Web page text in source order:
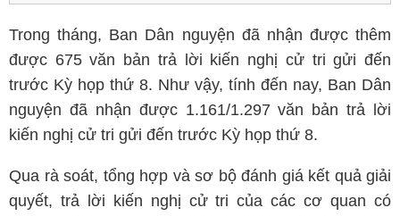
Trong tháng, Ban Dân nguyện đã nhận được thêm
được 675 văn bản trả lời kiến nghị cử tri gửi đến
trước Kỳ họp thứ 8. Như vậy, tính đến nay, Ban Dân
nguyện đã nhận được 1.161/1.297 văn bản trả lời
kiến nghị cử tri gửi đến trước Kỳ họp thứ 8.
Qua rà soát, tổng hợp và sơ bộ đánh giá kết quả giải
quyết, trả lời kiến nghị cử tri của các cơ quan có